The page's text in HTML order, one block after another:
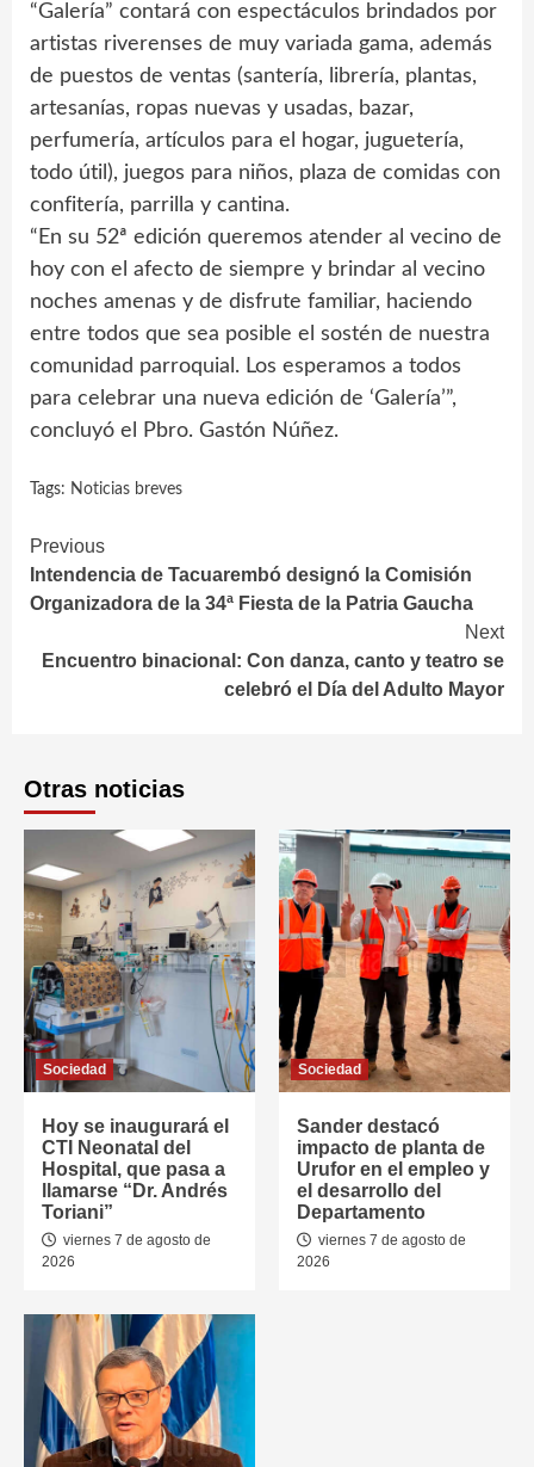
“Galería” contará con espectáculos brindados por
artistas riverenses de muy variada gama, además
de puestos de ventas (santería, librería, plantas,
artesanías, ropas nuevas y usadas, bazar,
perfumería, artículos para el hogar, juguetería,
todo útil), juegos para niños, plaza de comidas con
confitería, parrilla y cantina.
“En su 52ª edición queremos atender al vecino de
hoy con el afecto de siempre y brindar al vecino
noches amenas y de disfrute familiar, haciendo
entre todos que sea posible el sostén de nuestra
comunidad parroquial. Los esperamos a todos
para celebrar una nueva edición de ‘Galería’”,
concluyó el Pbro. Gastón Núñez.
Tags: Noticias breves
Continue
Reading
Previous
Intendencia de Tacuarembó designó la Comisión
Organizadora de la 34ª Fiesta de la Patria Gaucha
Next
Encuentro binacional: Con danza, canto y teatro se
celebró el Día del Adulto Mayor
Otras noticias
Sociedad
Hoy se inaugurará el
CTI Neonatal del
Hospital, que pasa a
llamarse “Dr. Andrés
Toriani”
viernes 7 de agosto de
2026
Sociedad
Sander destacó
impacto de planta de
Urufor en el empleo y
el desarrollo del
Departamento
viernes 7 de agosto de
2026